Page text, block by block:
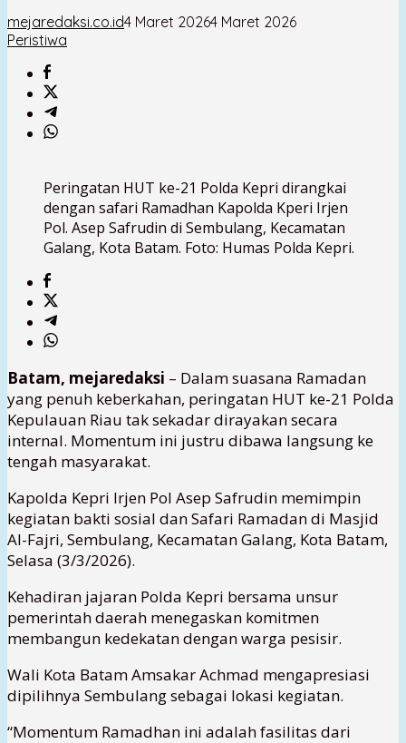
mejaredaksi.co.id4 Maret 20264 Maret 2026
Peristiwa
Peringatan HUT ke-21 Polda Kepri dirangkai
dengan safari Ramadhan Kapolda Kperi Irjen
Pol. Asep Safrudin di Sembulang, Kecamatan
Galang, Kota Batam. Foto: Humas Polda Kepri.
Batam, mejaredaksi – Dalam suasana Ramadan
yang penuh keberkahan, peringatan HUT ke-21 Polda
Kepulauan Riau tak sekadar dirayakan secara
internal. Momentum ini justru dibawa langsung ke
tengah masyarakat.
Kapolda Kepri Irjen Pol Asep Safrudin memimpin
kegiatan bakti sosial dan Safari Ramadan di Masjid
Al-Fajri, Sembulang, Kecamatan Galang, Kota Batam,
Selasa (3/3/2026).
Kehadiran jajaran Polda Kepri bersama unsur
pemerintah daerah menegaskan komitmen
membangun kedekatan dengan warga pesisir.
Wali Kota Batam Amsakar Achmad mengapresiasi
dipilihnya Sembulang sebagai lokasi kegiatan.
“Momentum Ramadhan ini adalah fasilitas dari